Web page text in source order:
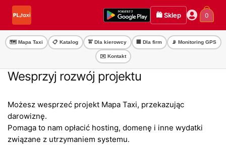
Przejdź
nawigacji
Przejdź
treści
🛍️ Sklep 0
🗺️ Mapa Taxi 📋 Katalog 🚖 Dla kierowcy 🏢 Dla firm 📡 Monitoring GPS
✉️ Kontakt
Wesprzyj rozwój projektu
Możesz wesprzeć projekt Mapa Taxi, przekazując
darowiznę.
Pomaga to nam opłacić hosting, domenę i inne wydatki
związane z utrzymaniem systemu.